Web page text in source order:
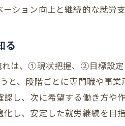
大阪市の居宅介護支援事業
継続支援B型利用時の流れを
就労継続支援B型利用からケ
初回相談からサービス開始
ケアプランセンターや事業
大阪市の指定申請手続きも
ション向上と継続的な就労支
る
れは、①現状把握、②目標
と、段階ごとに専門職や事
し、次に希望する働き方
し、安定した就労継続を目指